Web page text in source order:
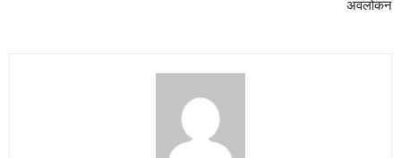
अवलोकन